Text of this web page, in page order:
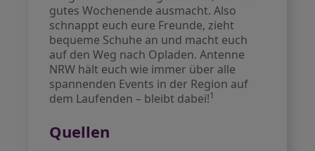
gutes Wochenende ausmacht. Also
schnappt euch eure Freunde, zieht
bequeme Schuhe an und macht euch
auf den Weg nach Opladen. Antenne
NRW hält euch wie immer über alle
spannenden Events in der Region auf
dem Laufenden – bleibt dabei!1
Quellen